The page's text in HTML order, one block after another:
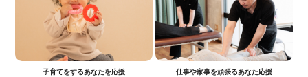
子育てをするあなたを応援 仕事や家事を頑張るあなた応援